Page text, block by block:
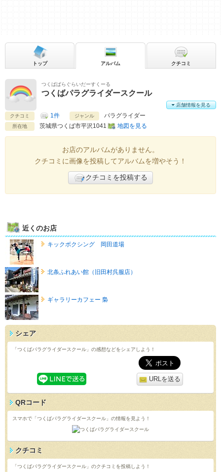
つくばぱらぐらいだーすくーる
つくばパラグライダースクール
クチコミ 1件 ジャンル パラグライダー
所在地 茨城県つくば市平沢1041 地図を見る
店舗情報を見る
トップ アルバム クチコミ
お店のアルバムがありません。
クチコミに画像を投稿してアルバムを増やそう！
クチコミを投稿する
近くのお店
キックボクシング 岡田道場
北条ふれあい館（旧田村呉服店）
ギャラリーカフェー 梟
シェア
「つくばパラグライダースクール」の感想などをシェアしよう！
URLを送る
QRコード
スマホで「つくばパラグライダースクール」の情報を見よう！
クチコミ
「つくばパラグライダースクール」のクチコミを投稿しよう！